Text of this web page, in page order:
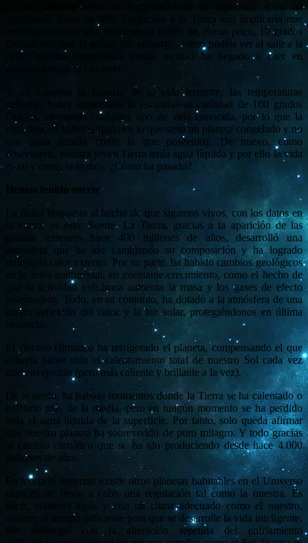
En los últimos años la temperatura de la superficie solar ha
aumentado hasta un 4%. Traducido a la Tierra eso implicaría que
deberíamos tener una temperatura media de, como poco, 10 grados
Celsius más que la actual. Sin embargo, como podéis ver al salir a la
calle, nuestra temperatura media incluso ha llegado a caer en
algunos puntos del planeta.
Y, si miramos la historia de la vida terrestre, las temperaturas
deberían haber aumentado la escandalosa cantidad de 100 grados
Celsius, arrasando cualquier tipo de vida conocida, por lo que la
vida debería haber surgido en lo que sería un planeta congelado y no
con agua líquida como la que poseemos. De nuevo, como
observaréis, nuestra joven Tierra tenía agua líquida y por ello la vida
es tal y como la vemos. ¿Cómo ha pasado?
Hemos tenido suerte
La única respuesta al hecho de que sigamos vivos, con los datos en
la mano, es esta: Suerte. La Tierra, gracias a la aparición de las
plantas terrestres hace 400 millones de años, desarrolló una
atmósfera que ha ido cambiando su composición y ha logrado
reflejar el calor externo. Por su parte, ha habido cambios geológicos
en la zona continental, en constante crecimiento, como el hecho de
que la actividad volcánica aumenta la masa y los gases de efecto
invernadero. Todo, en su conjunto, ha dotado a la atmósfera de una
mayor reflexión del calor y la luz solar, protegiéndonos en última
instancia.
El cambio climático ha refrigerado el planeta, compensando el que
debería haber sido el calentamiento total de nuestro Sol cada vez
más envejecido (pero más caliente y brillante a la vez).
De acuerdo, ha habido momentos donde la Tierra se ha calentado o
enfriado más de la media, pero en ningún momento se ha perdido
toda el agua líquida de la superficie. Por tanto, solo queda afirmar
que nuestro planeta ha sobrevivido de puro milagro. Y todo gracias
al cambio climático que se ha ido produciendo desde hace 4.000
millones de años.
En teoría sí deberían existir otros planetas habitables en el Universo
capaces de llevar a cabo una regulación tal como la nuestra. Es
decir, contener agua y con un clima adecuado como el nuestro,
durante el tiempo suficiente para que se desarrolle la vida inteligente.
Sin embargo, con la alteración repetida del enfriamiento